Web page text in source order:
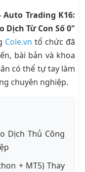
Auto Trading K16:
Dịch Từ Con Số 0"
Cole.vn tổ chức đã
bài bản và khoa
có thể tự tay làm
chuyên nghiệp.
Dịch Thủ Công
+ MT5) Thay